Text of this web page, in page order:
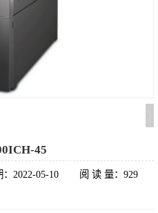
45
2022-05-10 阅 读 量：929